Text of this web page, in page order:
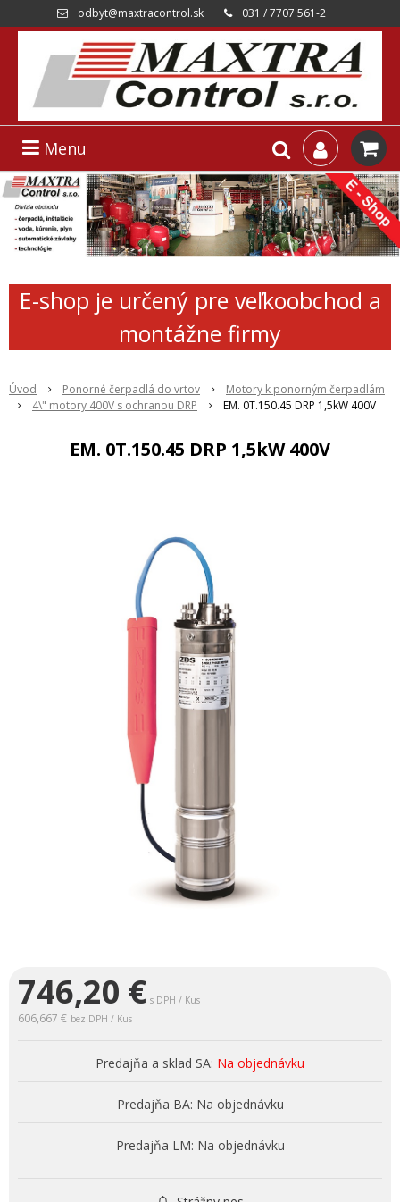
odbyt@maxtracontrol.sk 031 / 7707 561-2
Menu
E-shop je určený pre veľkoobchod a
montážne firmy
Úvod Ponorné čerpadlá do vrtov
Motory k ponorným čerpadlám
4\" motory 400V s ochranou DRP
EM. 0T.150.45 DRP 1,5kW 400V
EM. 0T.150.45 DRP 1,5kW 400V
746,20 € s DPH / Kus
606,667 € bez DPH / Kus
Predajňa a sklad SA: Na objednávku
Predajňa BA: Na objednávku
Predajňa LM: Na objednávku